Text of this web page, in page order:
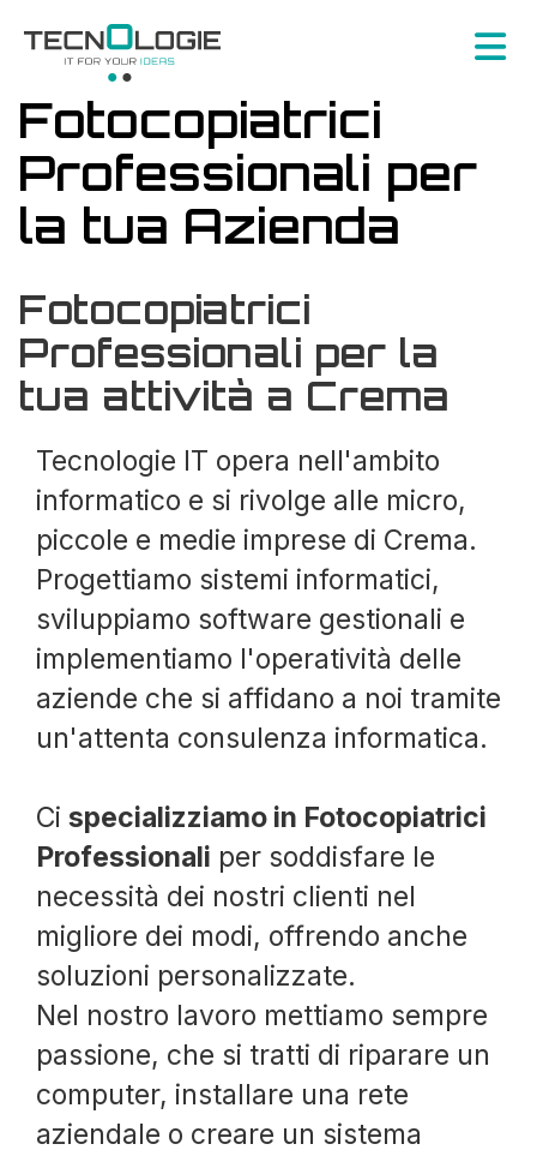
Fotocopiatrici
Professionali per
la tua Azienda
Fotocopiatrici
Professionali per la
tua attività a Crema
Tecnologie IT opera nell'ambito
informatico e si rivolge alle micro,
piccole e medie imprese di Crema.
Progettiamo sistemi informatici,
sviluppiamo software gestionali e
implementiamo l'operatività delle
aziende che si affidano a noi tramite
un'attenta consulenza informatica.
Ci specializziamo in Fotocopiatrici
Professionali per soddisfare le
necessità dei nostri clienti nel
migliore dei modi, offrendo anche
soluzioni personalizzate.
Nel nostro lavoro mettiamo sempre
passione, che si tratti di riparare un
computer, installare una rete
aziendale o creare un sistema